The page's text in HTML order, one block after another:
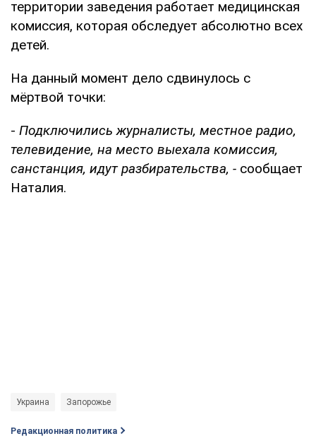
территории заведения работает медицинская
комиссия, которая обследует абсолютно всех
детей.
На данный момент дело сдвинулось с
мёртвой точки:
- Подключились журналисты, местное радио,
телевидение, на место выехала комиссия,
санстанция, идут разбирательства, - сообщает
Наталия.
Украина Запорожье
Редакционная политика